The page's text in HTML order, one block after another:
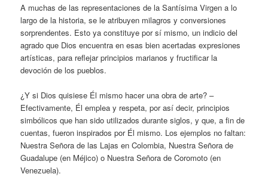
A muchas de las representaciones de la Santísima Virgen a lo
largo de la historia, se le atribuyen milagros y conversiones
sorprendentes. Esto ya constituye por sí mismo, un indicio del
agrado que Dios encuentra en esas bien acertadas expresiones
artísticas, para reflejar principios marianos y fructificar la
devoción de los pueblos.
¿Y si Dios quisiese Él mismo hacer una obra de arte? –
Efectivamente, Él emplea y respeta, por así decir, principios
simbólicos que han sido utilizados durante siglos, y que, a fin de
cuentas, fueron inspirados por Él mismo. Los ejemplos no faltan:
Nuestra Señora de las Lajas en Colombia, Nuestra Señora de
Guadalupe (en Méjico) o Nuestra Señora de Coromoto (en
Venezuela).